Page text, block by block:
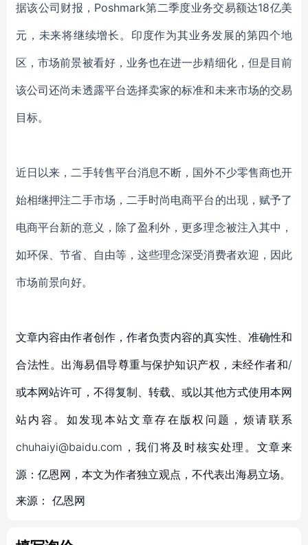
据该公司财报， Poshmark第二季度业务交易额达18亿美
元， 未来将继续增长。印度作为其业务发展的第四个地
区 ，市场前景被看好，业务也在进一步精细化，但是目前
该公司还尚未透露平台选择卖家的标准和未来市场的交易
目标。
近日以来，二手转售平台消息不断，国外不少零售商也开
始相继押注二手市场，二手时尚电商平台的出现，赋予了
电商平台新的意义，除了盈利外，更多理念被注入其中，
如环保、节省、自由等，这些理念深受消费者欢迎，因此
市场前景向好。
文章内容由作者创作，作者负责内容的真实性、准确性和
合法性。出海易倡导尊重与保护知识产权，未经作者和/
或本网站许可，不得复制、转载、或以其他方式使用本网
站内容。如发现本站文章存在版权问题，烦请联系
chuhaiyi@baidu.com，我们将及时核实处理。文章来
源：亿恩网，本文为作者独立观点，不代表出海易立场。
来源： 亿恩网